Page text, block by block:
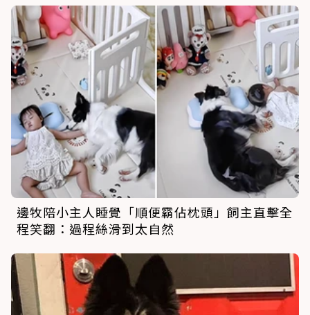
邊牧陪小主人睡覺「順便霸佔枕頭」飼主直擊全
程笑翻：過程絲滑到太自然